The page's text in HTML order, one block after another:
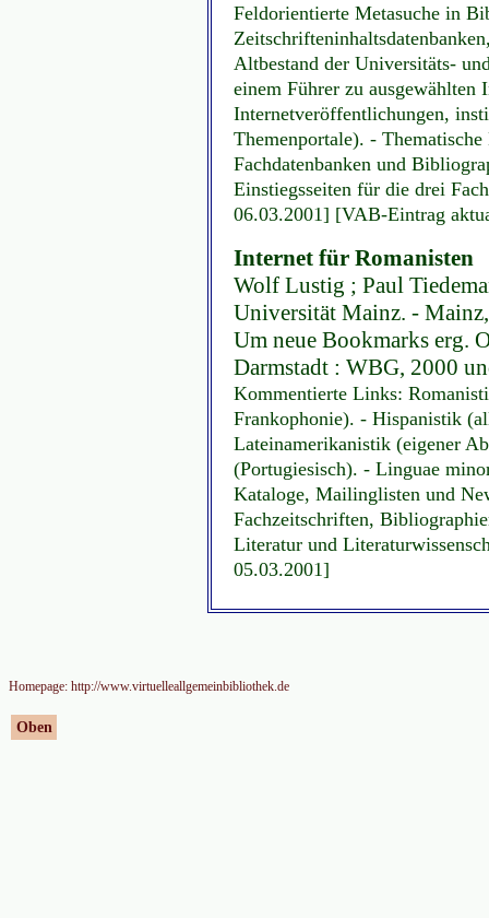
Feldorientierte Metasuche in
Altbestand der Universitäts-
einem Führer zu
Internetveröffentlichungen,
Themenportale). -
Fachdatenbanken und
Einstiegsseiten für die drei
06.03.2001] [VAB-Eintrag
Internet für Romanisten
Wolf Lustig ; Paul
Universität Mainz. -
Um neue Bookmarks erg.
Darmstadt : WBG, 2000
Kommentierte Links:
Frankophonie). - Hispanistik
Lateinamerikanistik (eigener
(Portugiesisch). - Linguae
Kataloge, Mailinglisten und
Fachzeitschriften,
Literatur und
05.03.2001]
Homepage: http://www.virtuelleallgemeinbibliothek.de
Oben